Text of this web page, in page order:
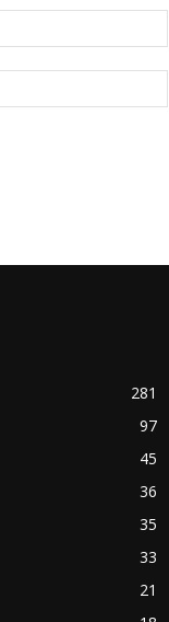
281
97
45
36
35
33
21